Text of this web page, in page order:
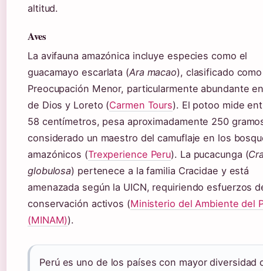
altitud.
Aves
La avifauna amazónica incluye especies como el
guacamayo escarlata (Ara macao), clasificado como
Preocupación Menor, particularmente abundante
de Dios y Loreto (Carmen Tours). El potoo mide
58 centímetros, pesa aproximadamente 250
considerado un maestro del camuflaje en los
amazónicos (Trexperience Peru). La pucacunga (
globulosa) pertenece a la familia Cracidae y está
amenazada según la UICN, requiriendo esfuerzos
conservación activos (Ministerio del Ambiente del
(MINAM)).
Perú es uno de los países con mayor diversidad